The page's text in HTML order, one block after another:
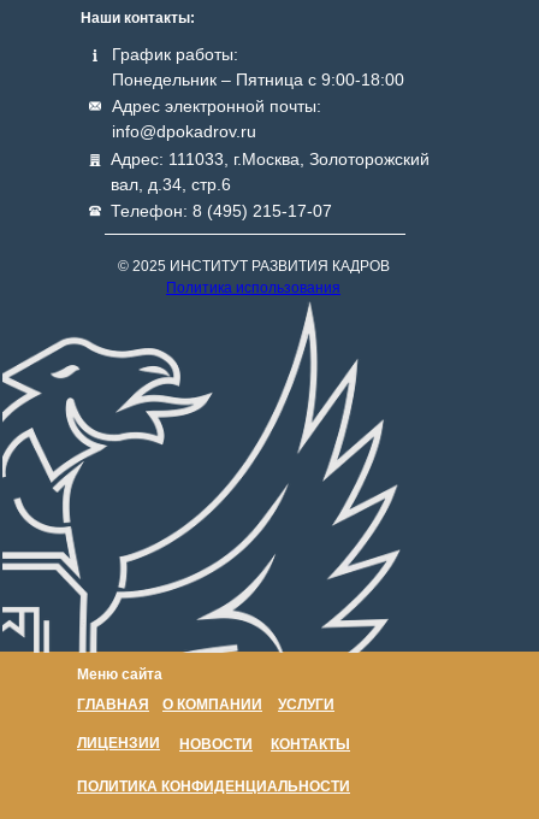
Меню сайта
Наши контакты:
График работы:
Понедельник – Пятница с 9:00-18:00
Адрес: 111033, г.Москва, Золоторожский
вал, д.34, стр.6
Телефон: 8 (495) 215-17-07
© 2025 ИНСТИТУТ РАЗВИТИЯ КАДРОВ
Политика использования
Адрес электронной почты:
info@dpokadrov.ru
ГЛАВНАЯ О КОМПАНИИ УСЛУГИ
ЛИЦЕНЗИИ НОВОСТИ КОНТАКТЫ
ПОЛИТИКА КОНФИДЕНЦИАЛЬНОСТИ